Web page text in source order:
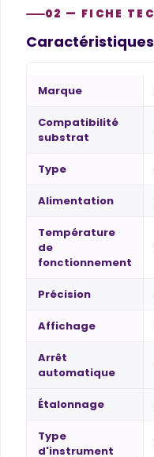
02 — FICHE
Marque
Compatibilité
substrat
Type
Alimentation
Température
de
fonctionnement
Précision
Affichage
Arrêt
automatique
Étalonnage
Type
d'instrument